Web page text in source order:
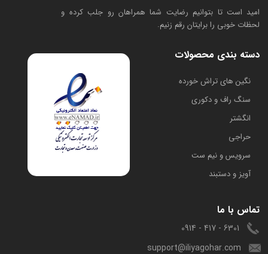
امید است تا بتوانیم رضایت شما همراهان رو جلب کرده و
لحظات خوبی را برایتان رقم زنیم.
دسته بندی محصولات
​نگین های تراش خورده
سنگ راف و دکوری
انگشتر
حراجی
سرویس و نیم ست
آویز و دستبند
تماس با ما
6301 - 417 - 0914
support@iliyagohar.com